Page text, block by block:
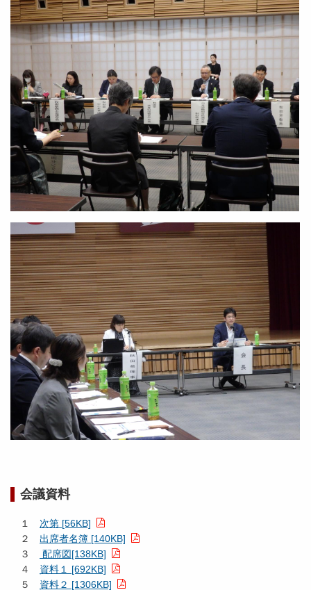
会議資料
１ 次第 [56KB]
２ 出席者名簿 [140KB]
３
配席図[138KB]
４ 資料１ [692KB]
５ 資料２ [1306KB]